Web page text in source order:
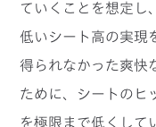
ていくことを想定し
低いシート高の実現
得られなかった爽快
ために、シートのヒ
を極限まで低くして